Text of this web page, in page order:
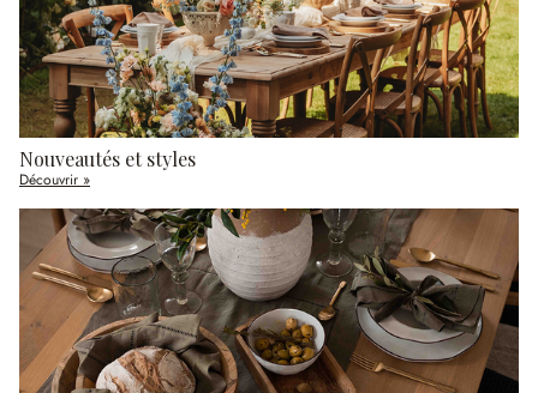
Nouveautés et styles
Découvrir »